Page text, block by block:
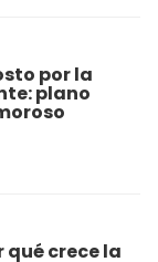
por la
plano
qué crece la